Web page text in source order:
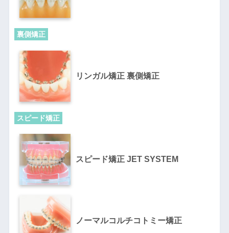
裏側矯正
リンガル矯正 裏側矯正
スピード矯正
スピード矯正 JET SYSTEM
ノーマルコルチコトミー矯正